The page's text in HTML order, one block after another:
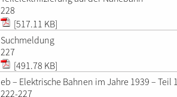
228
[517.11 KB]
Suchmeldung
227
[491.78 KB]
eb – Elektrische Bahnen im Jahre 1939 – Teil 1
222-227